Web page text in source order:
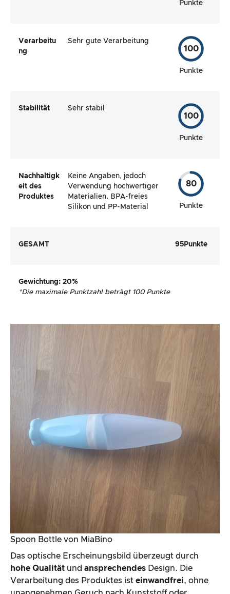
Punkte
Verarbeitu
ng
Sehr gute Verarbeitung
100
Punkte
Stabilität Sehr stabil
100
Punkte
Nachhaltigk
eit des
Produktes
Keine Angaben, jedoch
Verwendung hochwertiger
Materialien. BPA-freies
Silikon und PP-Material
80
Punkte
GESAMT 95Punkte
Gewichtung: 20%
*Die maximale Punktzahl beträgt 100 Punkte
Spoon Bottle von MiaBino
Das optische Erscheinungsbild überzeugt durch
hohe Qualität und ansprechendes Design. Die
Verarbeitung des Produktes ist einwandfrei, ohne